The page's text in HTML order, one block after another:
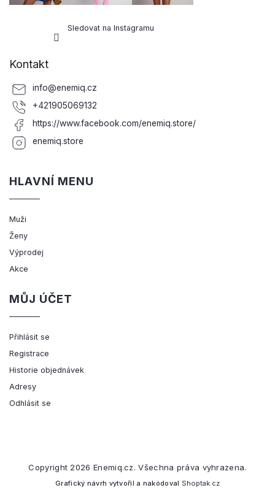
Sledovat na Instagramu
Kontakt
info@enemiq.cz
+421905069132
https://www.facebook.com/enemiq.store/
enemiq.store
HLAVNÍ MENU
Muži
Ženy
Výprodej
Akce
MŮJ ÚČET
Přihlásit se
Registrace
Historie objednávek
Adresy
Odhlásit se
Copyright 2026 Enemiq.cz. Všechna práva vyhrazena.
Grafický návrh vytvořil a nakódoval Shoptak.cz